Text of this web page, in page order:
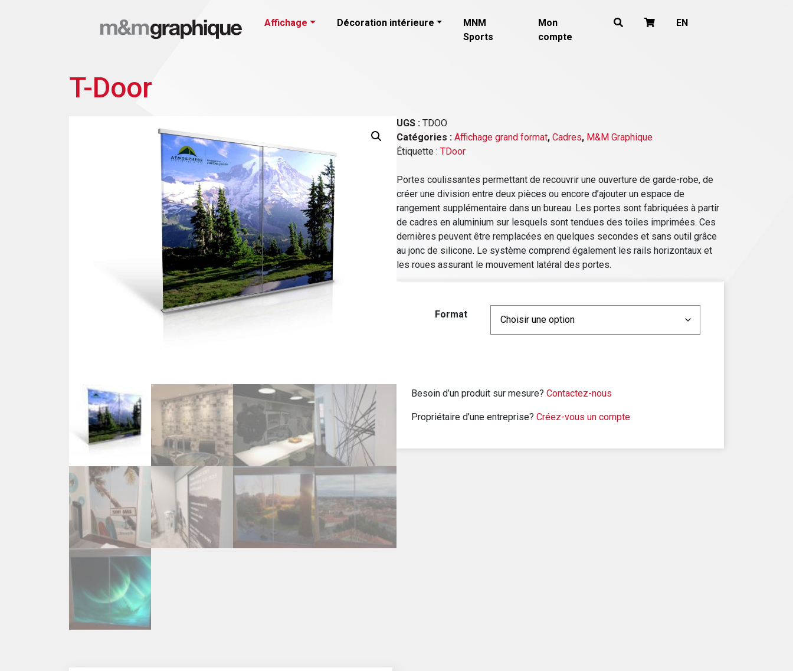
Affichage Décoration intérieure
MNM
Sports
Mon
compte
EN
T-Door
UGS : TDOO
Catégories : Affichage grand format, Cadres, M&M Graphique
Étiquette : TDoor
Portes coulissantes permettant de recouvrir une ouverture de garde-robe, de
créer une division entre deux pièces ou encore d’ajouter un espace de
rangement supplémentaire dans un bureau. Les portes sont fabriquées à partir
de cadres en aluminium sur lesquels sont tendues des toiles imprimées. Ces
dernières peuvent être remplacées en quelques secondes et sans outil grâce
au jonc de silicone. Le système comprend également les rails horizontaux et
les roues assurant le mouvement latéral des portes.
Format
Besoin d’un produit sur mesure? Contactez-nous
Propriétaire d’une entreprise? Créez-vous un compte